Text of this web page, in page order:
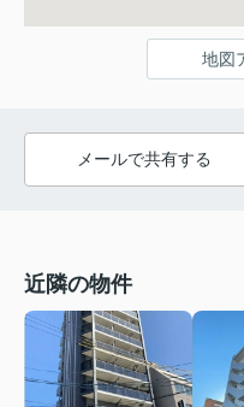
地図
メールで共有する
近隣の物件